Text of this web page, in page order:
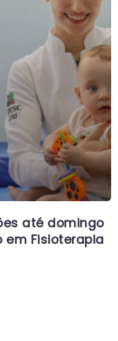
até domingo
Fisioterapia